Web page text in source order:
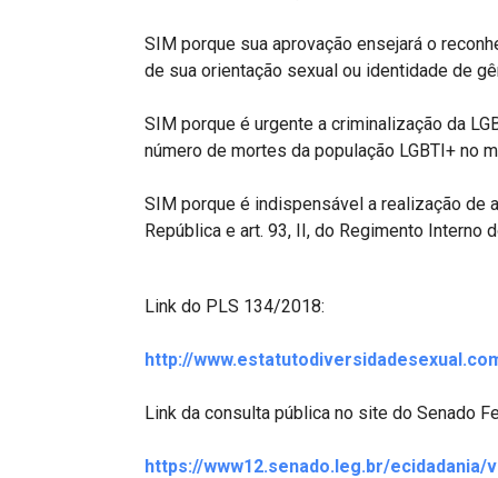
SIM porque sua aprovação ensejará o
de sua orientação sexual ou identidade de
SIM porque é urgente a criminalização da
número de mortes da população LGBTI+ no
SIM porque é indispensável a realização de
República e art. 93, II, do Regimento Interno
Link do PLS 134/2018:
http://
Link da consulta pública no site do Senado
https://www12.senado.leg.br/ecidadania/